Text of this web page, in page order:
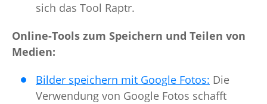
sich das Tool Raptr.
Online-Tools zum Speichern und Teilen von
Medien:
Bilder speichern mit Google Fotos: Die
Verwendung von Google Fotos schafft